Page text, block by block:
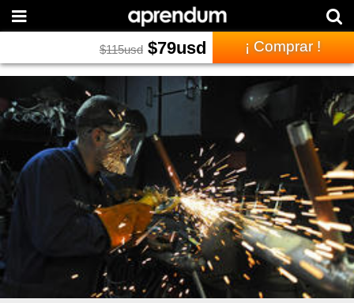
$115usd $79usd ¡ Comprar !